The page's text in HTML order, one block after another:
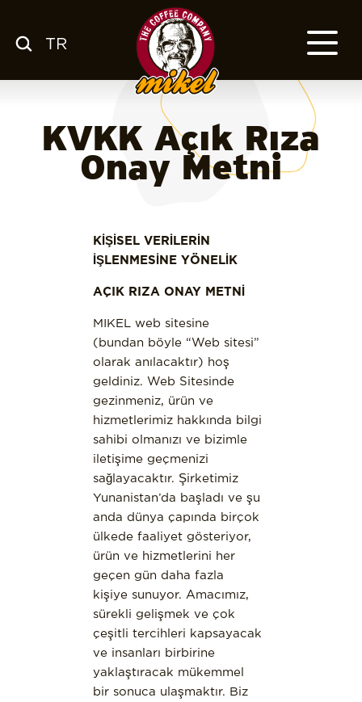
TR
KAHVEMİZ
HAKKIMIZDA
KSS
FRANCHISE
TR
KVKK Açık Rıza
Onay Metni
KİŞİSEL VERİLERİN
İŞLENMESİNE YÖNELİK
AÇIK RIZA ONAY METNİ
MIKEL web sitesine
(bundan böyle “Web sitesi”
olarak anılacaktır) hoş
geldiniz. Web Sitesinde
gezinmeniz, ürün ve
hizmetlerimiz hakkında bilgi
sahibi olmanızı ve bizimle
iletişime geçmenizi
sağlayacaktır. Şirketimiz
Yunanistan’da başladı ve şu
anda dünya çapında birçok
ülkede faaliyet gösteriyor,
ürün ve hizmetlerini her
geçen gün daha fazla
kişiye sunuyor. Amacımız,
sürekli gelişmek ve çok
çeşitli tercihleri kapsayacak
ve insanları birbirine
yaklaştıracak mükemmel
bir sonuca ulaşmaktır. Biz